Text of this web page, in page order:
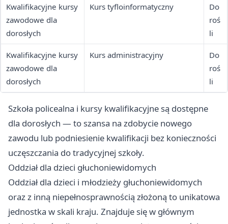
Kwalifikacyjne kursy
zawodowe dla
dorosłych
Kurs tyfloinformatyczny
Do
roś
li
Kwalifikacyjne kursy
zawodowe dla
dorosłych
Kurs administracyjny
Do
roś
li
Szkoła policealna i kursy kwalifikacyjne są dostępne
dla dorosłych — to szansa na zdobycie nowego
zawodu lub podniesienie kwalifikacji bez konieczności
uczęszczania do tradycyjnej szkoły.
Oddział dla dzieci głuchoniewidomych
Oddział dla dzieci i młodzieży głuchoniewidomych
oraz z inną niepełnosprawnością złożoną to unikatowa
jednostka w skali kraju. Znajduje się w głównym